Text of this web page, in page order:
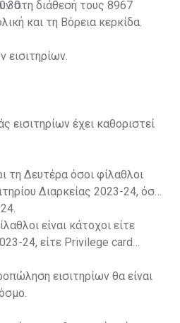
στη διάθεσή τους 8967
και τη Βόρεια κερκίδα.
εισιτηρίων.
εισιτηρίων έχει καθοριστεί
τη Δευτέρα όσοι φίλαθλοι
Διαρκείας 2023-24, όσο
είναι κάτοχοι είτε
24, είτε Privilege card
εισιτηρίων θα είναι